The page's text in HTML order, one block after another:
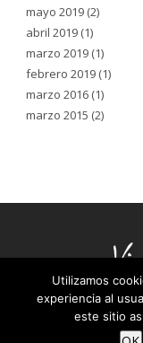
mayo 2019 (2)
abril 2019 (1)
marzo 2019 (1)
febrero 2019 (1)
marzo 2016 (1)
marzo 2015 (2)
VIVIR SIN DORMIR |
Utilizamos
experiencia al
este sitio